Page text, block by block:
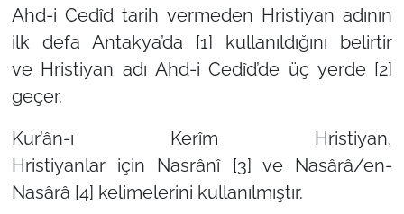
Ahd-i Cedîd tarih vermeden Hristiyan adının
ilk defa Antakya’da [1] kullanıldığını belirtir
ve Hristiyan adı Ahd-i Cedîd’de üç yerde [2]
geçer.
Kur’ân-ı Kerîm Hristiyan,
Hristiyanlariçin Nasrânî[3] ve Nasârâ/en-
Nasârâ [4] kelimelerini kullanılmıştır.